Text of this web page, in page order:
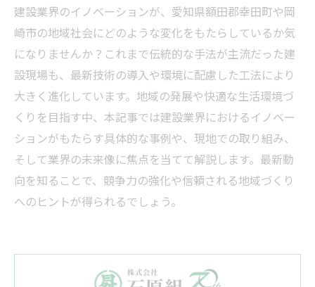
建設業界のイノベーションが、愛知県額田郡幸田町や岡
崎市の地域社会にどのような変化をもたらしているか気
になりませんか？これまで伝統的な手法が主流だった建
設現場も、最新技術の導入や環境に配慮した工法により
大きく進化しています。地域の発展や快適な生活環境づ
くりを目指す中、本記事では建設業界におけるイノベー
ションがもたらす具体的な事例や、現地での取り組み、
そして業界の未来像に焦点を当てて解説します。最新動
向を知ることで、競争力の強化や信頼される地域づくり
へのヒントが得られるでしょう。